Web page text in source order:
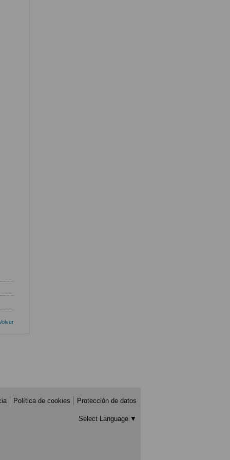
Política de cookies Protección de datos
Select Language ▼